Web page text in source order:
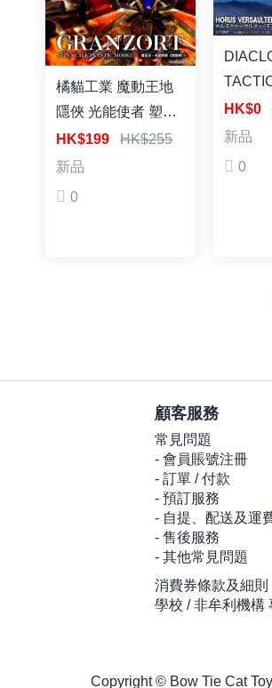
橘貓工業 魔動王地
隱俠 光能使者 塑料
組裝模型
HK$199HK$255
新品
0
HK$0
新品
0
顧客服務
常見問題
- 會員賬號注冊
- 訂單 / 付款
- 預訂服務
- 自提、配送及運
- 售後服務
- 其他常見問題
消費券條款及細則
學校 / 非牟利機構
Copyright © Bow Tie Cat